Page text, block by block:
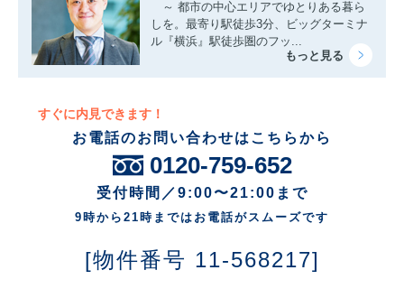
～ 都市の中心エリアでゆとりある暮ら
しを。最寄り駅徒歩3分、ビッグターミナ
ル『横浜』駅徒歩圏のフッ...
すぐに内見できます！
お電話のお問い合わせはこちらから
0120-759-652
受付時間／9:00〜21:00まで
9時から21時まではお電話がスムーズです
[物件番号 11-568217]